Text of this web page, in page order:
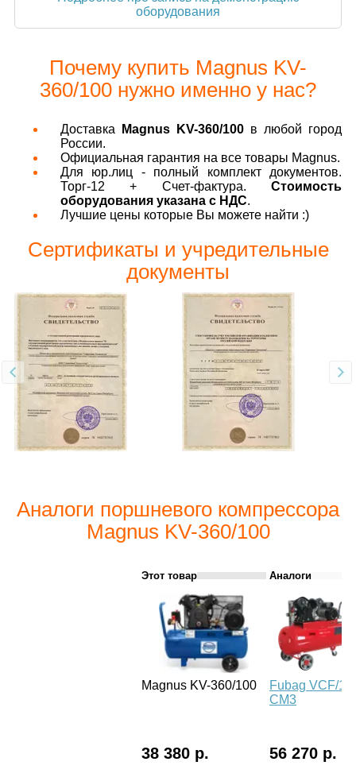
оборудования
Почему купить Magnus KV-
360/100 нужно именно у нас?
Доставка Magnus KV-360/100 в любой город
России.
Официальная гарантия на все товары Magnus.
Для юр.лиц - полный комплект документов.
Торг-12 + Счет-фактура. Стоимость
оборудования указана с НДС.
Лучшие цены которые Вы можете найти :)
Сертификаты и учредительные
документы
Аналоги поршневого компрессора
Magnus KV-360/100
Этот товар Аналоги
Magnus KV-360/100
Fubag VCF/
CM3
38 380 р. 56 270 р.